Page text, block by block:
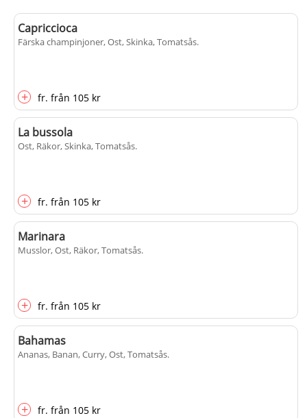
Capriccioca
Färska champinjoner, Ost, Skinka, Tomatsås.
+ fr. från 105 kr
La bussola
Ost, Räkor, Skinka, Tomatsås.
+ fr. från 105 kr
Marinara
Musslor, Ost, Räkor, Tomatsås.
+ fr. från 105 kr
Bahamas
Ananas, Banan, Curry, Ost, Tomatsås.
+ fr. från 105 kr